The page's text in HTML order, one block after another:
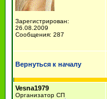
Зарегистрирован:
26.08.2009
Сообщения: 287
Вернуться к началу
Vesna1979
Организатор СП